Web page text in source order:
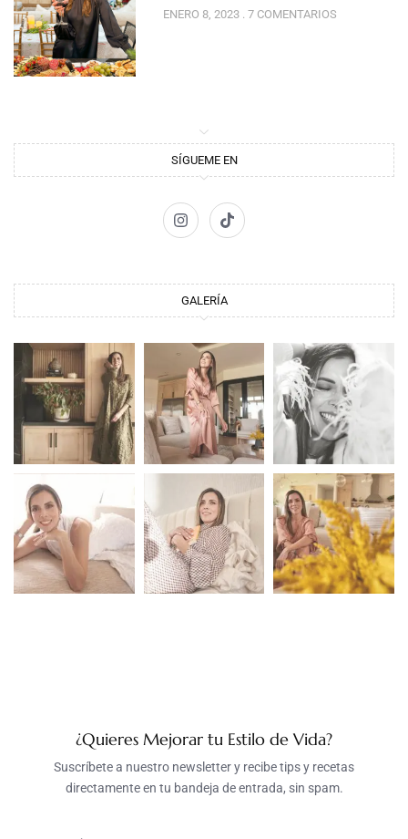
ENERO 8, 2023 7 COMENTARIOS
SÍGUEME EN
GALERÍA
¿Quieres Mejorar tu Estilo de Vida?
Suscríbete a nuestro newsletter y recibe tips y recetas
directamente en tu bandeja de entrada, sin spam.